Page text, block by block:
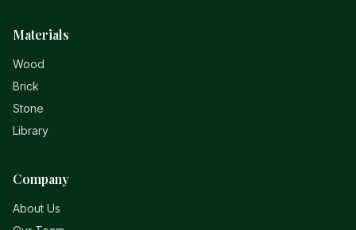
Materials
Wood
Brick
Stone
Library
Company
About Us